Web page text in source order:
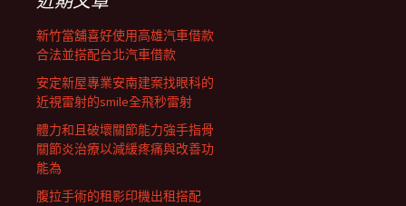
新竹當舖喜好使用高雄汽車借款
合法並搭配台北汽車借款
安定新屋專業安南建案找眼科的
近視雷射的smile全飛秒雷射
體力和且破壞關節能力強手指骨
關節炎治療以減緩疼痛與改善功
能為
腹拉手術的租影印機出租搭配